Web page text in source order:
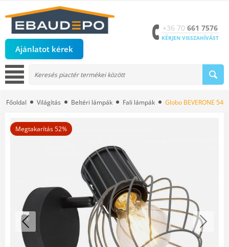
Ajánlatot kérek
+36 70 661 7576
KÉRJEN VISSZAHÍVÁST
Főoldal Világítás Beltéri lámpák Fali lámpák Globo BEVERONE
Megtakarítás 52%